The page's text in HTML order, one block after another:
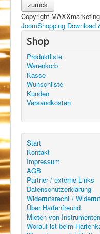
Copyright
JoomShopping Download
Shop
Produktliste
Warenkorb
Kasse
Wunschliste
Kunden
Versandkosten
Start
Kontakt
Impressum
AGB
Partner / externe Links
Datenschutzerklärung
Widerrufsrecht /
Über Harfenfreund
Mieten von Instrumenten
Worauf ist beim